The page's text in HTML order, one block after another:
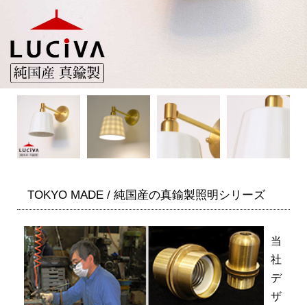
TOKYO MADE / 純国産の真鍮製照明シリーズ
当
社
デ
ザ